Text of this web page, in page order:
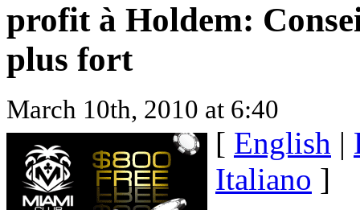
profit à Holdem:
plus fort
March 10th, 2010 at 6:40
[ English |
Italiano ]